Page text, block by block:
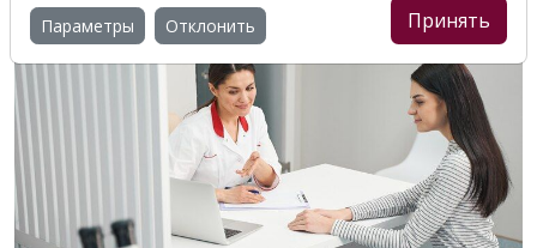
8 августа 2024
Параметры Отклонить Принять